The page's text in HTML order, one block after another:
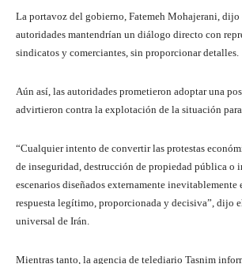
La portavoz del gobierno, Fatemeh Mohajerani, dijo
autoridades mantendrían un diálogo directo con
sindicatos y comerciantes, sin proporcionar detalles.
Aún así, las autoridades prometieron adoptar una
advirtieron contra la explotación de la situación para
“Cualquier intento de convertir las protestas
de inseguridad, destrucción de propiedad pública o
escenarios diseñados externamente inevitablemente
respuesta legítimo, proporcionada y decisiva”, dijo
universal de Irán.
Mientras tanto, la agencia de telediario Tasnim